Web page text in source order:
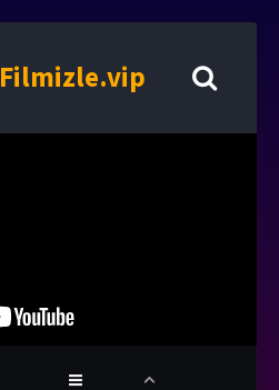
Filmizle.vip